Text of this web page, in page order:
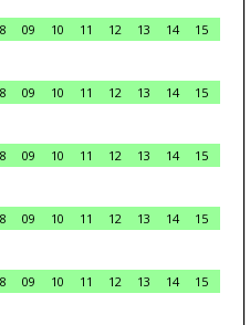
09 10 11 12 13 14
15
09 10 11 12 13 14
15
09 10 11 12 13 14
15
09 10 11 12 13 14
15
09 10 11 12 13 14
15